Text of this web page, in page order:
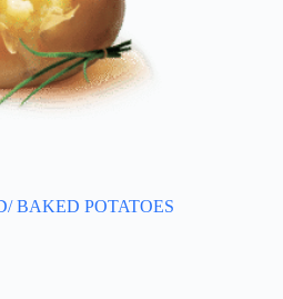
BAKED POTATOES